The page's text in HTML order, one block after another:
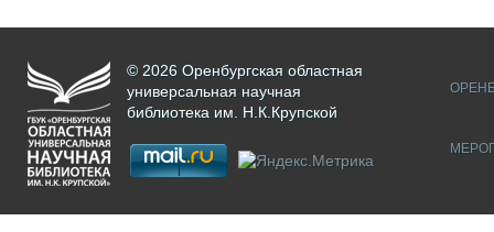
© 2026 Оренбургская областная
универсальная научная
библиотека им. Н.К.Крупской